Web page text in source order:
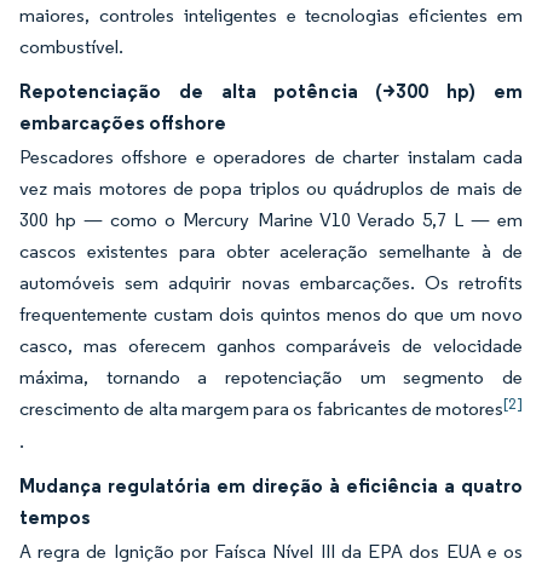
maiores, controles inteligentes e tecnologias eficientes em
combustível.
Repotenciação de alta potência (>300 hp) em
embarcações offshore
Pescadores offshore e operadores de charter instalam cada
vez mais motores de popa triplos ou quádruplos de mais de
300 hp — como o Mercury Marine V10 Verado 5,7 L — em
cascos existentes para obter aceleração semelhante à de
automóveis sem adquirir novas embarcações. Os retrofits
frequentemente custam dois quintos menos do que um novo
casco, mas oferecem ganhos comparáveis de velocidade
máxima, tornando a repotenciação um segmento de
crescimento de alta margem para os fabricantes de motores[2]
.
Mudança regulatória em direção à eficiência a quatro
tempos
A regra de Ignição por Faísca Nível III da EPA dos EUA e os